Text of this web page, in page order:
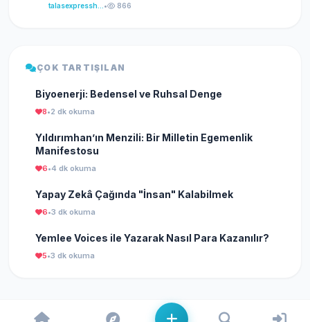
• 866
ÇOK TARTIŞILAN
Biyoenerji: Bedensel ve Ruhsal Denge
8•2 dk okuma
Yıldırımhan’ın Menzili: Bir Milletin Egemenlik
Manifestosu
6•4 dk okuma
Yapay Zekâ Çağında "İnsan" Kalabilmek
6•3 dk okuma
Yemlee Voices ile Yazarak Nasıl Para Kazanılır?
5•3 dk okuma